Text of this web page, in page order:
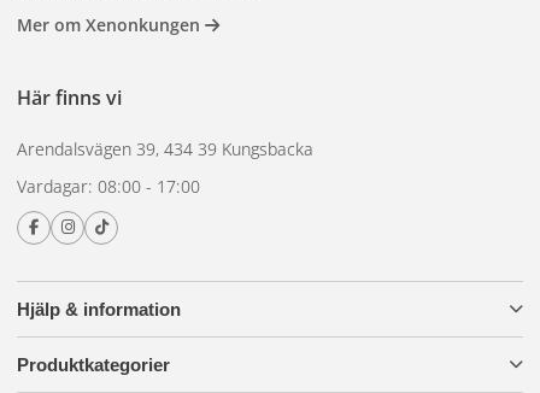
Hjälp & information
Produktkategorier
Mer om Xenonkungen
Här finns vi
Arendalsvägen 39, 434 39 Kungsbacka
Vardagar: 08:00 - 17:00